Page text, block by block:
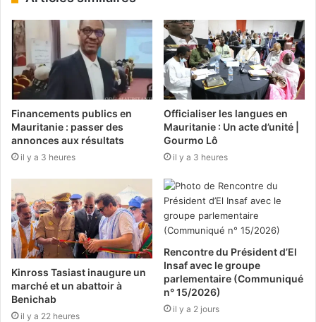
Financements publics en
Mauritanie : passer des
annonces aux résultats
il y a 3 heures
Officialiser les langues en
Mauritanie : Un acte d’unité |
Gourmo Lô
il y a 3 heures
Kinross Tasiast inaugure un
marché et un abattoir à
Benichab
il y a 22 heures
Rencontre du Président d’El
Insaf avec le groupe
parlementaire (Communiqué
n° 15/2026)
il y a 2 jours